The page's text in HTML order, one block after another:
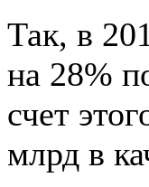
Так, в
на 28%
счет
млрд в